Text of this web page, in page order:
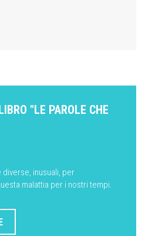
"LE PAROLE CHE
inusuali, per
malattia per i nostri tempi.